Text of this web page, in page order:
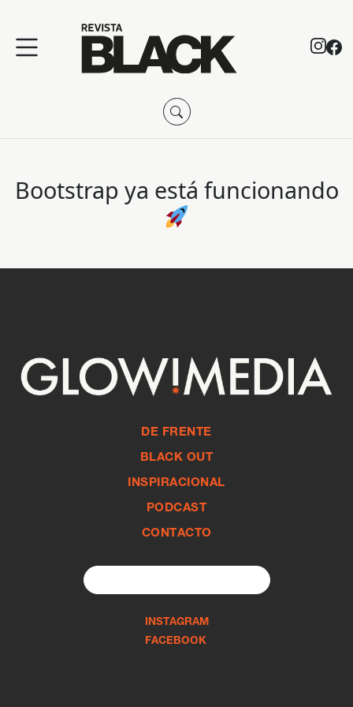
Bootstrap ya está funcionando
DE FRENTE
BLACK OUT
INSPIRACIONAL
PODCAST
CONTACTO
for:
INSTAGRAM
FACEBOOK